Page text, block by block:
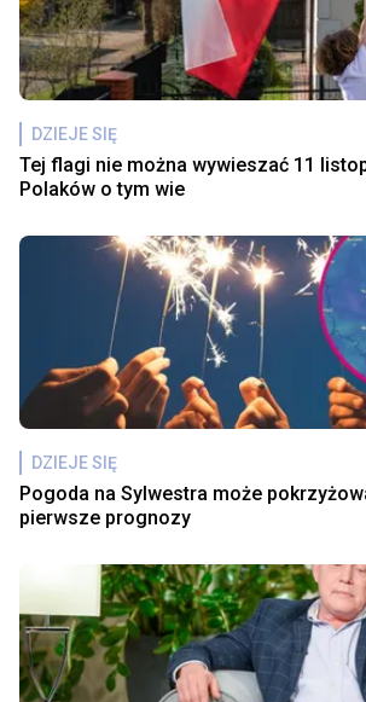
DZIEJE SIĘ
Tej flagi nie można wywieszać 11
Polaków o tym wie
DZIEJE SIĘ
Pogoda na Sylwestra może
pierwsze prognozy